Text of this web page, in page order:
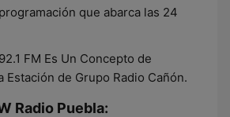
que abarca las 24
FM Es Un Concepto de
Estación de Grupo Radio Cañón.
Radio Puebla: